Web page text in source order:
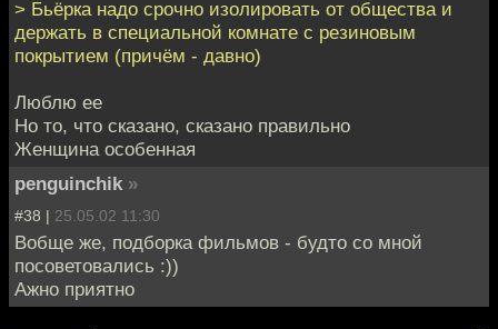
> Бьёрка надо срочно изолировать от общества и
держать в специальной комнате с резиновым
покрытием (причём - давно)
Люблю ее
Но то, что сказано, сказано правильно
Женщина особенная
penguinchik »
#38 | 25.05.02 11:30
Вобще же, подборка фильмов - будто со мной
посоветовались :))
Ажно приятно